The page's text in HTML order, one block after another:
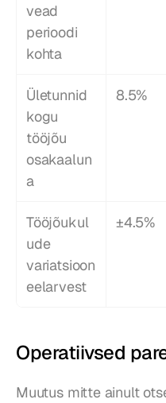
vead
perioodi
kohta
Ületunnid
kogu
tööjõu
osakaalun
a
8.5%
Tööjõukul
ude
variatsioon
eelarvest
±4.5%
Operatiivsed
Muutus mitte ainult